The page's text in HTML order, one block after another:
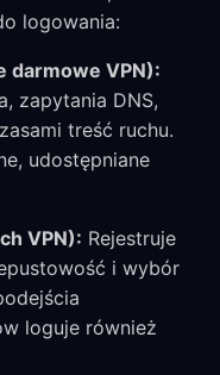
logowania:
darmowe VPN):
zapytania DNS,
treść ruchu.
udostępniane
VPN): Rejestruje
i wybór
loguje również